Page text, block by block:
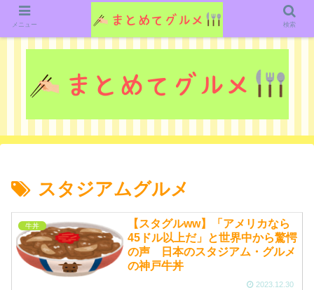
グルメ関連のいろいろなニューススレッドを紹介していきます。（鋭意作成中で
す）
スタジアムグルメ
牛丼
【スタグルww】「アメリカなら
45ドル以上だ」と世界中から驚愕
の声 日本のスタジアム・グルメ
の神戸牛丼
2023.12.30
メニュー 検索